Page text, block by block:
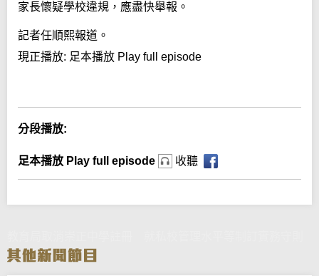
家長懷疑學校違規，應盡快舉報。
記者任順熙報道。
現正播放: 足本播放 Play full episode
分段播放:
足本播放 Play full episode 收聽